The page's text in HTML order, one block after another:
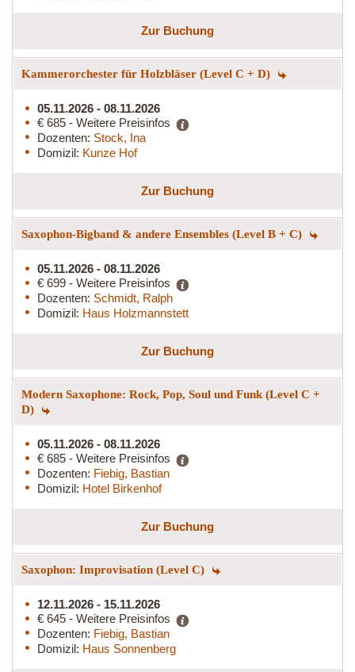
Zur Buchung
Kammerorchester für Holzbläser (Level C + D)
05.11.2026 - 08.11.2026
€ 685 - Weitere Preisinfos
Dozenten: Stock, Ina
Domizil: Kunze Hof
Zur Buchung
Saxophon-Bigband & andere Ensembles (Level B + C)
05.11.2026 - 08.11.2026
€ 699 - Weitere Preisinfos
Dozenten: Schmidt, Ralph
Domizil: Haus Holzmannstett
Zur Buchung
Modern Saxophone: Rock, Pop, Soul und Funk (Level C +
D)
05.11.2026 - 08.11.2026
€ 685 - Weitere Preisinfos
Dozenten: Fiebig, Bastian
Domizil: Hotel Birkenhof
Zur Buchung
Saxophon: Improvisation (Level C)
12.11.2026 - 15.11.2026
€ 645 - Weitere Preisinfos
Dozenten: Fiebig, Bastian
Domizil: Haus Sonnenberg